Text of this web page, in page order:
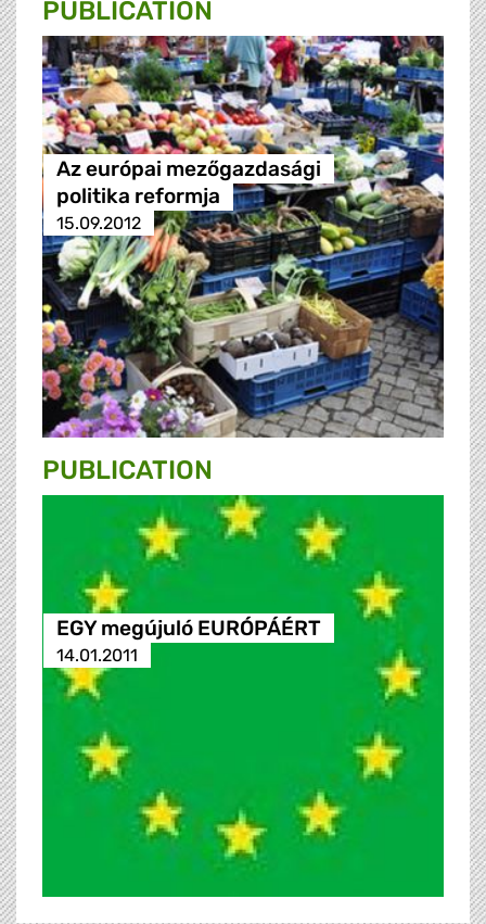
PUBLICATION
Az európai mezőgazdasági
politika reformja
15.09.2012
PUBLICATION
EGY megújuló EURÓPÁÉRT
14.01.2011